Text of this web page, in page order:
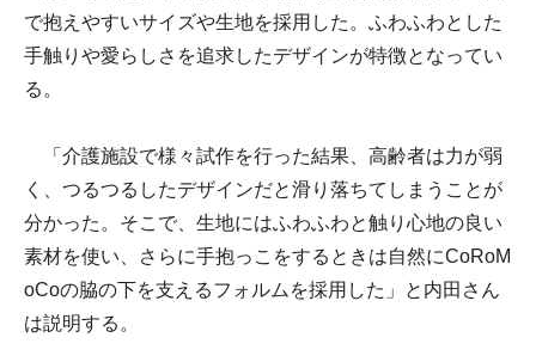
で抱えやすいサイズや生地を採用した。ふわふわとした
手触りや愛らしさを追求したデザインが特徴となってい
る。
「介護施設で様々試作を行った結果、高齢者は力が弱
く、つるつるしたデザインだと滑り落ちてしまうことが
分かった。そこで、生地にはふわふわと触り心地の良い
素材を使い、さらに手抱っこをするときは自然にCoRoM
oCoの脇の下を支えるフォルムを採用した」と内田さん
は説明する。